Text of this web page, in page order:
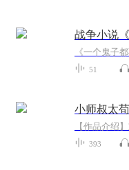
战争小说
51
小师叔太
393